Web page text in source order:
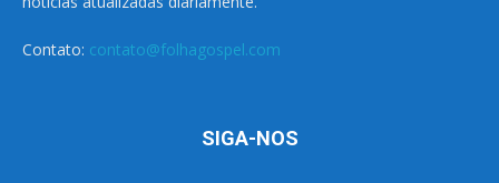
Contato: contato@folhagospel.com
SIGA-NOS